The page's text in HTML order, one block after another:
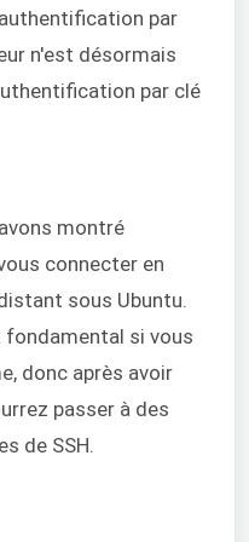
par
n'est désormais
par clé
montré
connecter en
sous Ubuntu.
fondamental si vous
donc après avoir
passer à des
de SSH.